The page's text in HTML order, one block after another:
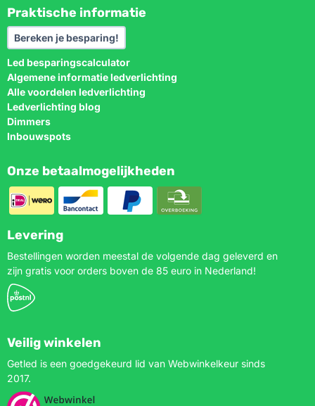
Praktische informatie
Bereken je besparing!
Led besparingscalculator
Algemene informatie ledverlichting
Alle voordelen ledverlichting
Ledverlichting blog
Dimmers
Inbouwspots
Onze betaalmogelijkheden
Levering
Bestellingen worden meestal de volgende dag geleverd en
zijn gratis voor orders boven de 85 euro in Nederland!
Veilig winkelen
Getled is een goedgekeurd lid van Webwinkelkeur sinds
2017.